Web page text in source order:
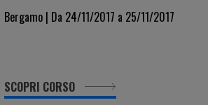
Patient With Tbi"
Bergamo | Da 24/11/2017 a 25/11/2017
SCOPRI CORSO